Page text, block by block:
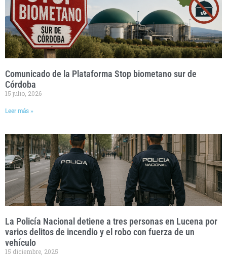
Comunicado de la Plataforma Stop biometano sur de
Córdoba
15 julio, 2026
Leer más »
La Policía Nacional detiene a tres personas en Lucena por
varios delitos de incendio y el robo con fuerza de un
vehículo
15 diciembre, 2025